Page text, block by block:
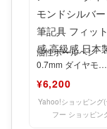
油性ボールペン
0.7mm ダイヤモン
フィット感 高級感
日
¥6,200
Yahoo!ショッピング(
フー ショッピン